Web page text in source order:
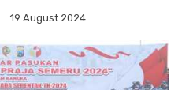
19 August 2024